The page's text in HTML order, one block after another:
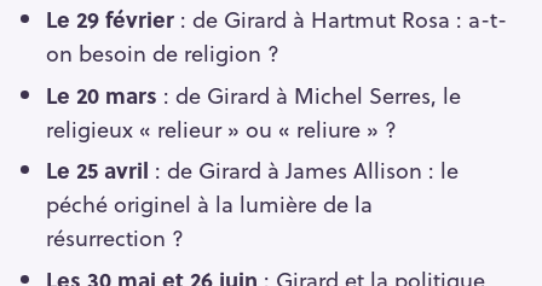
Le 29 février: de Girard à Hartmut Rosa : a-t-
on besoin de religion ?
Le 20 mars : de Girard à Michel Serres, le
religieux « relieur » ou « reliure » ?
Le 25 avril : de Girard à James Allison : le
péché originel à la lumière de la
résurrection ?